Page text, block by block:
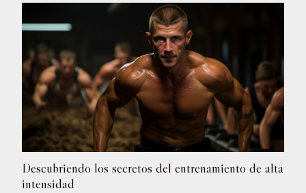
Descubriendo los secretos del entrenamiento de alta
intensidad